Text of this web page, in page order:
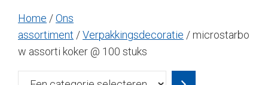
Home /Ons
assortiment /Verpakkingsdecoratie / microstarbo
w assorti koker @ 100 stuks
Een